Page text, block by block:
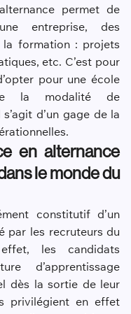
permet de
entreprise, des
la formation : projets
etc. C’est pour
pour une école
la modalité de
d’un gage de la
en alternance
le monde du
constitutif d’un
par les recruteurs du
les candidats
d’apprentissage
dès la sortie de leur
privilégient en effet